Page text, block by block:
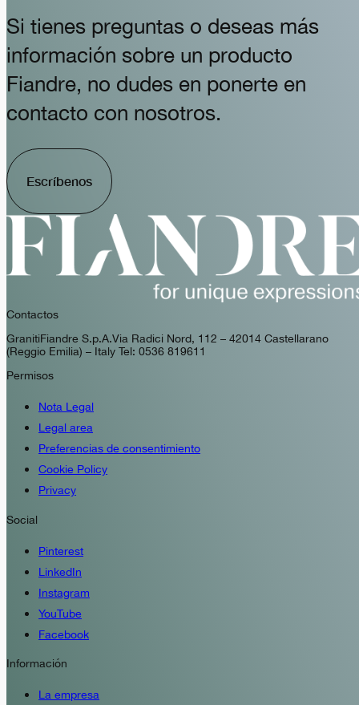
Si tienes preguntas o deseas más
información sobre un producto
Fiandre, no dudes en ponerte en
contacto con nosotros.
Escríbenos
Contactos
GranitiFiandre S.p.A. Via Radici Nord, 112 – 42014 Castellarano
(Reggio Emilia) – Italy Tel: 0536 819611
Permisos
Nota Legal
Legal area
Preferencias de consentimiento
Cookie Policy
Privacy
Social
Pinterest
LinkedIn
Instagram
YouTube
Facebook
Información
La empresa